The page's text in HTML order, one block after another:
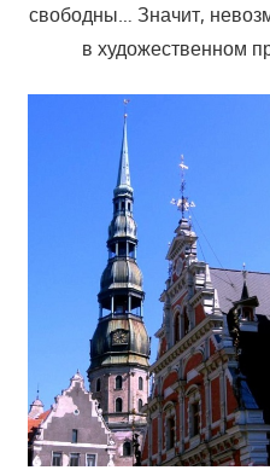
свободны… Значит,
в художественном